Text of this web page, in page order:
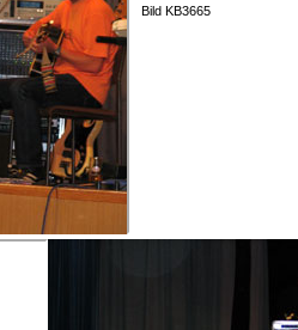
Bild KB3665